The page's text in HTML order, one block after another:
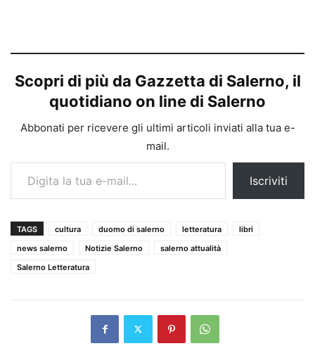
Scopri di più da Gazzetta di Salerno, il
quotidiano on line di Salerno
Abbonati per ricevere gli ultimi articoli inviati alla tua e-
mail.
Digita la tua e-mail...
Iscriviti
TAGS cultura duomo di salerno letteratura
libri
news salerno
Notizie Salerno
salerno attualità
Salerno Letteratura